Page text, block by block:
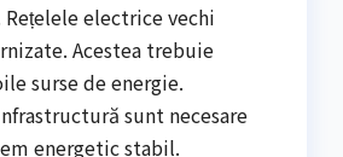
Rețelele electrice vechi
Acestea trebuie
surse de energie.
sunt necesare
energetic stabil.